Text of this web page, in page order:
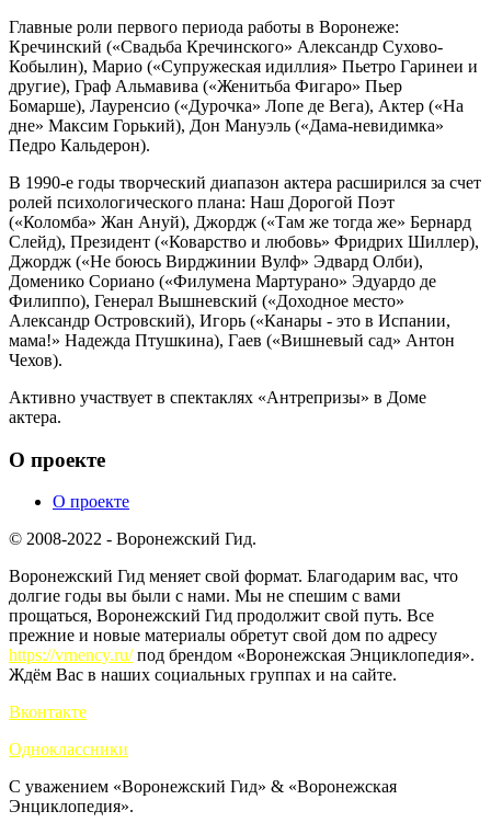
Главные роли первого периода работы в Воронеже:
Кречинский («Свадьба Кречинского» Александр Сухово-
Кобылин), Марио («Супружеская идиллия» Пьетро Гаринеи и
другие), Граф Альмавива («Женитьба Фигаро» Пьер
Бомарше), Лауренсио («Дурочка» Лопе де Вега), Актер («На
дне» Максим Горький), Дон Мануэль («Дама-невидимка»
Педро Кальдерон).
В 1990-е годы творческий диапазон актера расширился за счет
ролей психологического плана: Наш Дорогой Поэт
(«Коломба» Жан Ануй), Джордж («Там же тогда же» Бернард
Слейд), Президент («Коварство и любовь» Фридрих Шиллер),
Джордж («Не боюсь Вирджинии Вулф» Эдвард Олби),
Доменико Сориано («Филумена Мартурано» Эдуардо де
Филиппо), Генерал Вышневский («Доходное место»
Александр Островский), Игорь («Канары - это в Испании,
мама!» Надежда Птушкина), Гаев («Вишневый сад» Антон
Чехов).
Активно участвует в спектаклях «Антрепризы» в Доме
актера.
О проекте
О проекте
© 2008-2022 - Воронежский Гид.
Воронежский Гид меняет свой формат. Благодарим вас, что
долгие годы вы были с нами. Мы не спешим с вами
прощаться, Воронежский Гид продолжит свой путь. Все
прежние и новые материалы обретут свой дом по адресу
https://vrnency.ru/под брендом «Воронежская Энциклопедия».
Ждём Вас в наших социальных группах и на сайте.
Вконтакте
Одноклассники
С уважением «Воронежский Гид» & «Воронежская
Энциклопедия».